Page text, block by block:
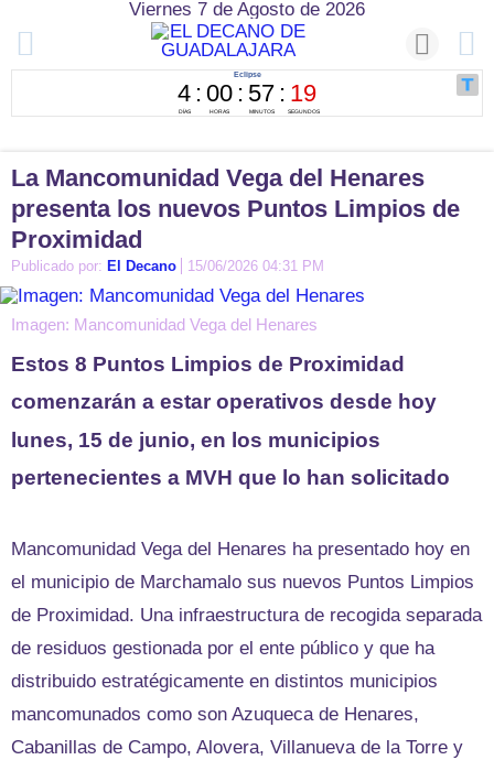
Viernes 7 de Agosto de 2026
La Mancomunidad Vega del Henares
presenta los nuevos Puntos Limpios de
Proximidad
Publicado por: El Decano 15/06/2026 04:31 PM
Imagen: Mancomunidad Vega del Henares
Estos 8 Puntos Limpios de Proximidad
comenzarán a estar operativos desde hoy
lunes, 15 de junio, en los municipios
pertenecientes a MVH que lo han solicitado
Mancomunidad Vega del Henares ha presentado hoy en
el municipio de Marchamalo sus nuevos Puntos Limpios
de Proximidad. Una infraestructura de recogida separada
de residuos gestionada por el ente público y que ha
distribuido estratégicamente en distintos municipios
mancomunados como son Azuqueca de Henares,
Cabanillas de Campo, Alovera, Villanueva de la Torre y